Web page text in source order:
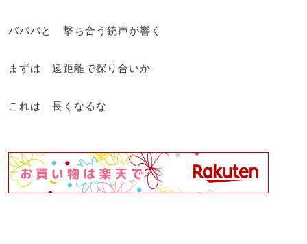
バババと 撃ち合う銃声が響く
まずは 遠距離で探り合いか
これは 長くなるな